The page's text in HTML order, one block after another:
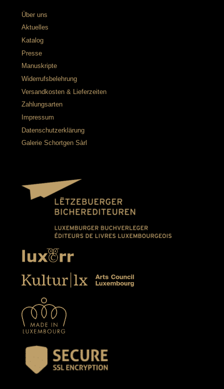
Über uns
Aktuelles
Katalog
Presse
Manuskripte
Widerrufsbelehrung
Versandkosten & Lieferzeiten
Zahlungsarten
Impressum
Datenschutzerklärung
Galerie Schortgen Sàrl